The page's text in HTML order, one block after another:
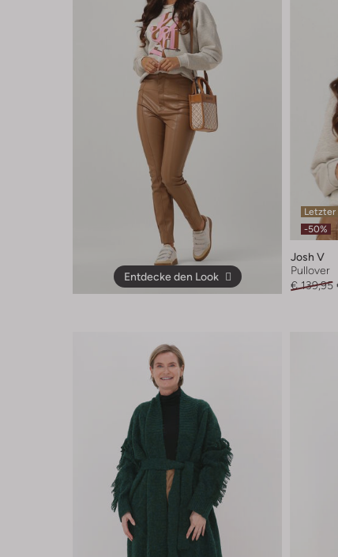
Entdecke den Look
Letzter
-50%
Josh V
Pullover
€ 139,95